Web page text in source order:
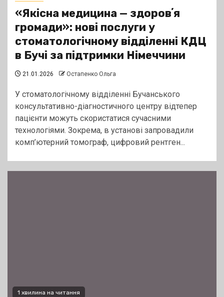
«Якісна медицина — здоровʼя
громади»: нові послуги у
стоматологічному відділенні КДЦ
в Бучі за підтримки Німеччини
21.01.2026 Остапенко Ольга
У стоматологічному відділенні Бучанського
консультативно-діагностичного центру відтепер
пацієнти можуть скористатися сучасними
технологіями. Зокрема, в установі запровадили
комп’ютерний томограф, цифровий рентген...
1 хвилина на читання